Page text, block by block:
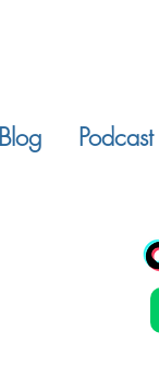
Blog Podcast